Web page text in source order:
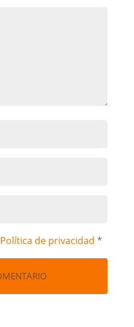
Política de privacidad *